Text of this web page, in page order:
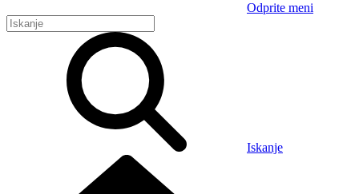
Odprite meni
Iskanje